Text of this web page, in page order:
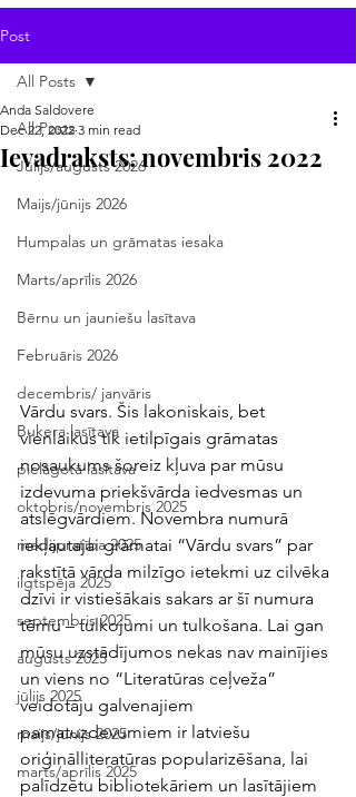
Post
All Posts
Jūlijs/augusts 2026
Maijs/jūnijs 2026
Humpalas un grāmatas iesaka
Marts/aprīlis 2026
Bērnu un jauniešu lasītava
Februāris 2026
decembris/ janvāris
Bukera lasītava
pielāgotā lasītava
oktobris/novembris 2025
medijpratība 2025
ilgtspēja 2025
septembris 2025
augusts 2025
jūlijs 2025
maijs/jūnijs 2025
marts/aprīlis 2025
All Posts
Ievadraksts: novembris 2022
Anda Saldovere
Dec 22, 2022 3 min read
Vārdu svars. Šis lakoniskais, bet
vienlaikus tik ietilpīgais grāmatas
nosaukums šoreiz kļuva par mūsu
izdevuma priekšvārda iedvesmas un
atslēgvārdiem. Novembra numurā
iekļautajai grāmatai “Vārdu svars” par
rakstītā vārda milzīgo ietekmi uz cilvēka
dzīvi ir vistiešākais sakars ar šī numura
tēmu – tulkojumi un tulkošana. Lai gan
mūsu uzstādījumos nekas nav mainījies
un viens no “Literatūras ceļveža”
veidotāju galvenajiem
pamatuzdevumiem ir latviešu
oriģinālliteratūras popularizēšana, lai
palīdzētu bibliotekāriem un lasītājiem